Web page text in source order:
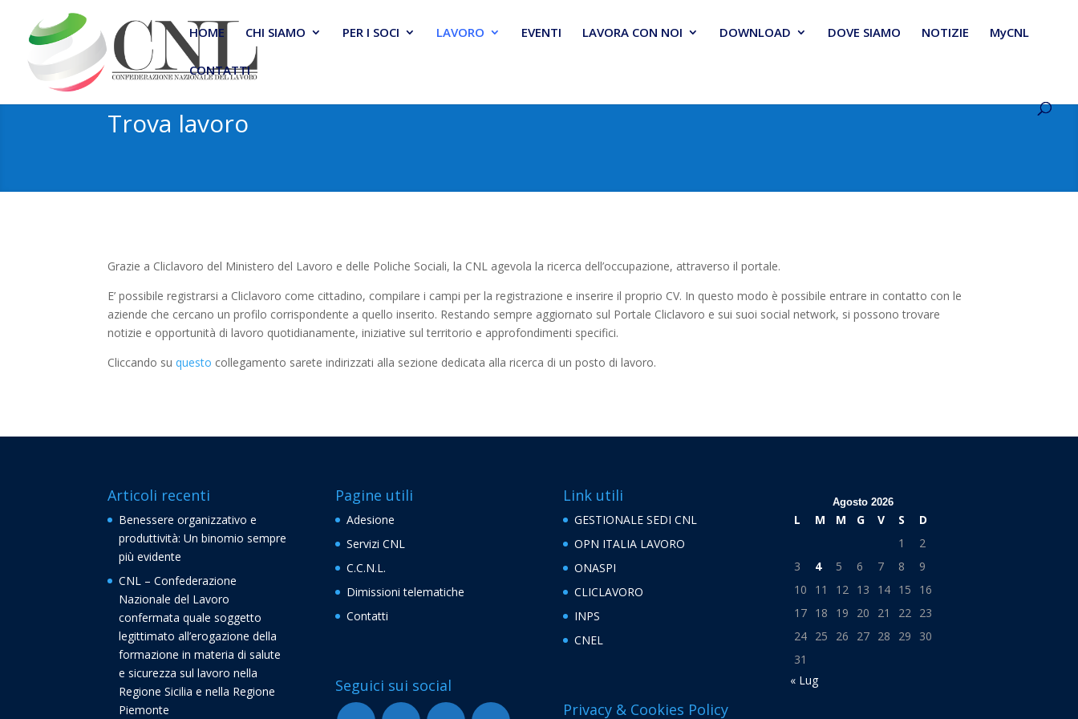
HOME CHI SIAMO PER I SOCI LAVORO EVENTI LAVORA CON NOI DOWNLOAD DOVE SIAMO NOTIZIE MyCNL
CONTATTI
Trova lavoro
Grazie a Cliclavoro del Ministero del Lavoro e delle Poliche Sociali, la CNL agevola la ricerca dell’occupazione, attraverso il portale.
E’ possibile registrarsi a Cliclavoro come cittadino, compilare i campi per la registrazione e inserire il proprio CV. In questo modo è possibile entrare in contatto con le
aziende che cercano un profilo corrispondente a quello inserito. Restando sempre aggiornato sul Portale Cliclavoro e sui suoi social network, si possono trovare
notizie e opportunità di lavoro quotidianamente, iniziative sul territorio e approfondimenti specifici.
Cliccando suquesto collegamento sarete indirizzati alla sezione dedicata alla ricerca di un posto di lavoro.
Articoli recenti
Benessere organizzativo e
produttività: Un binomio sempre
più evidente
CNL – Confederazione
Nazionale del Lavoro
confermata quale soggetto
legittimato all’erogazione della
formazione in materia di salute
e sicurezza sul lavoro nella
Regione Sicilia e nella Regione
Piemonte
Pagine utili
Adesione
Servizi CNL
C.C.N.L.
Dimissioni telematiche
Contatti
Seguici sui social
Link utili
GESTIONALE SEDI CNL
OPN ITALIA LAVORO
ONASPI
CLICLAVORO
INPS
CNEL
Privacy & Cookies Policy
Agosto 2026
L M M G V S
D
1
2
3
4 5 6 7 8
9
10
11 12 13 14 15
16
17 18 19 20 21 22
23
24 25 26 27 28 29
30
31
« Lug